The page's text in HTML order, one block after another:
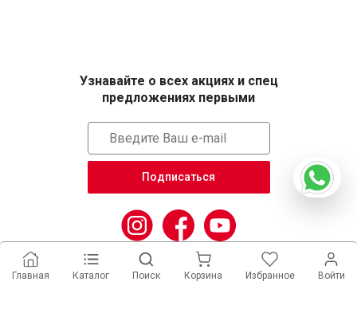
Узнавайте о всех акциях и спец
предложениях первыми
Подписаться
Главная Каталог Поиск Корзина Избранное Войти